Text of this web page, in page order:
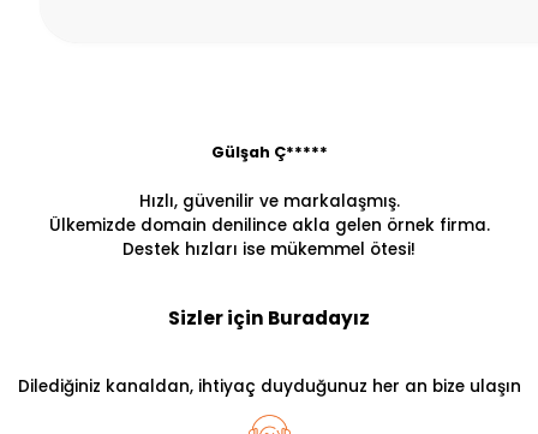
Gülşah Ç*****
Hızlı, güvenilir ve markalaşmış.
Ülkemizde domain denilince akla gelen örnek firma.
Destek hızları ise mükemmel ötesi!
Sizler için Buradayız
Dilediğiniz kanaldan, ihtiyaç duyduğunuz her an bize ulaşın